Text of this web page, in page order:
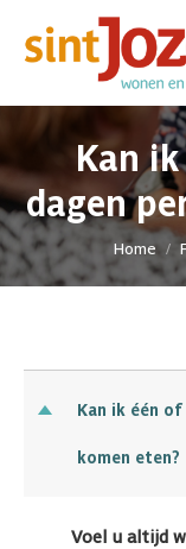
Kan
dagen
Je bent
Home
D Kan ik één
komen eten?
Voel u altijd